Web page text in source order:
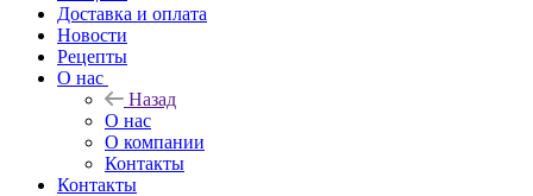
Доставка и оплата
Новости
Рецепты
О нас
Назад
О нас
О компании
Контакты
Контакты